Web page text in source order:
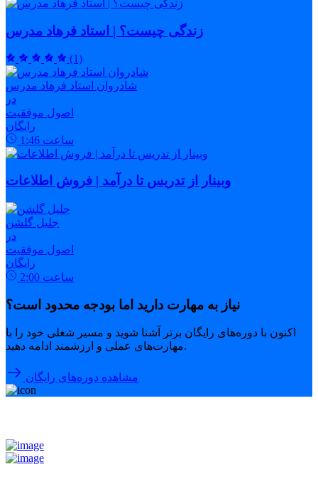
زندگی چیست؟ | استاد فرهاد مدرس
(1)
شادروان استاد فرهاد مدرس
در
اصول موفقیت
رایگان
1:46 ساعت
وبینار از تدریس تا درآمد | فروش اطلاعات
جلیل گلشن
در
اصول موفقیت
رایگان
2:00 ساعت
نیاز به مهارت دارید اما بودجه محدود است؟
اکنون با دوره‌های رایگان برتر آشنا شوید و مسیر شغلی خود را با
مهارت‌های عملی و ارزشمند ادامه دهید.
مشاهده دوره‌های رایگان